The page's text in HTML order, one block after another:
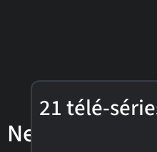
Bebe
Neuwirth
21 télé-